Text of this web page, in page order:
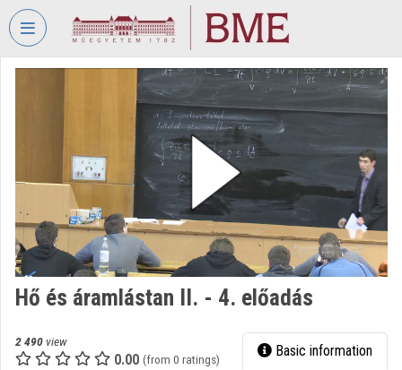
Skip header Skip menu
TORIUM
UNIVERSITY
TECHNOLOGY
AND
ECONOMICS
Organization home
Log In
Organization discovery
Hő és áramlástan II. - 4. előadás
2 490 view
0.00 (from 0 ratings) Basic information